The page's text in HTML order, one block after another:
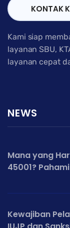
KONTAK
Kami siap
layanan SBU,
layanan cepat
NEWS
Mana yang
45001?
Kewajiban